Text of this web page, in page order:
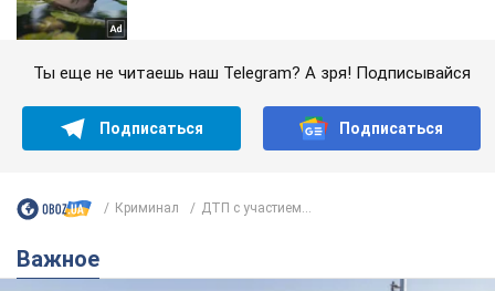
Ты еще не читаешь наш Telegram? А зря! Подписывайся
Подписаться Подписаться
Криминал ДТП с участием...
Важное